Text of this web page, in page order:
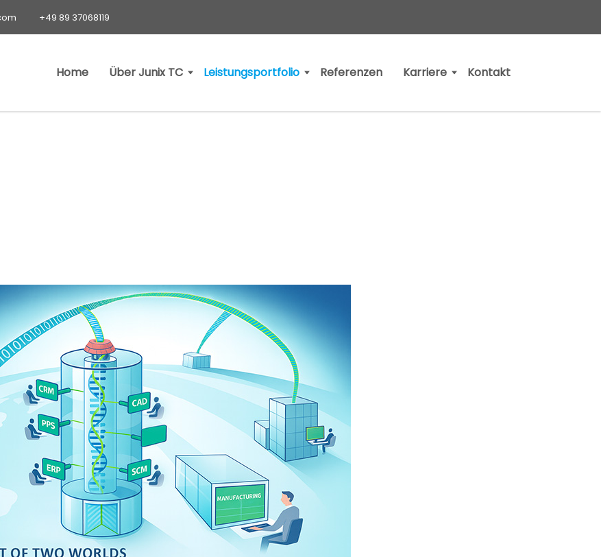
+49 89 37068119
Home Über Junix TC Leistungsportfolio Referenzen Karriere Kontakt